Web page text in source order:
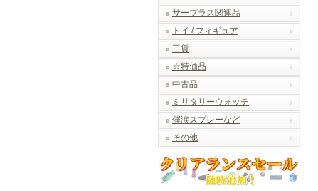
サープラス関連品
トイ / フィギュア
工賃
☆特価品
中古品
ミリタリーウォッチ
催涙スプレーなど
その他